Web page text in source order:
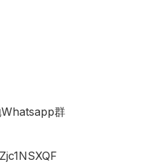
Whatsapp群